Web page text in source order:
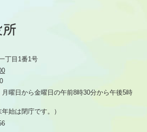
丁目1番1号
曜日から金曜日の午前8時30分から午後5時
年始は閉庁です。）